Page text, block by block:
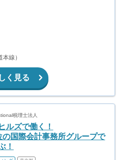
線）
く見る
税理士法人
ルズで働く！
の国際会計事務所グループで
！